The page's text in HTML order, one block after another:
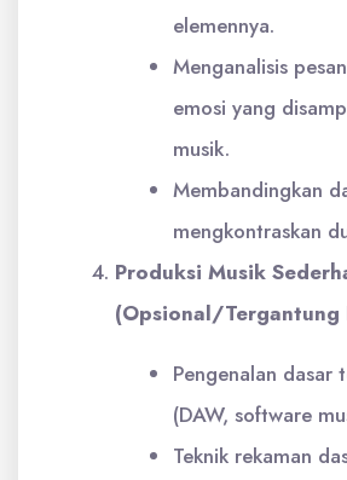
elemennya.
Menganalisis
emosi yang
musik.
Membandingkan
mengkontraskan
Produksi Musik
(Opsional/Tergantung
Pengenalan dasar
(DAW, software
Teknik rekaman